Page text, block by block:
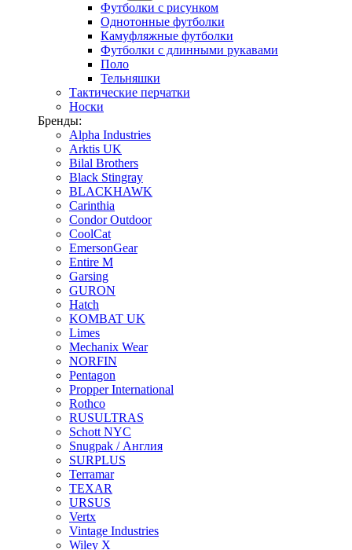
Футболки с рисунком
Однотонные футболки
Камуфляжные футболки
Футболки с длинными рукавами
Поло
Тельняшки
Тактические перчатки
Носки
Бренды:
Alpha Industries
Arktis UK
Bilal Brothers
Black Stingray
BLACKHAWK
Carinthia
Condor Outdoor
CoolCat
EmersonGear
Entire M
Garsing
GURON
Hatch
KOMBAT UK
Limes
Mechanix Wear
NORFIN
Pentagon
Propper International
Rothco
RUSULTRAS
Schott NYC
Snugpak / Англия
SURPLUS
Terramar
TEXAR
URSUS
Vertx
Vintage Industries
Wiley X